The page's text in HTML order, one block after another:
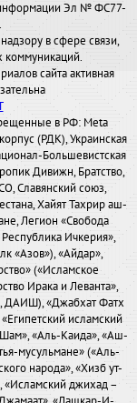
информации Эл № ФС77-
в сфере связи,
коммуникаций.
сайта активная
в РФ: Meta
(РДК), Украинская
Большевистская
Дивижн, Братство,
Славянский союз,
Хайят Тахрир аш-
Легион «Свобода
Ичкерия»,
«Азов»), «Айдар»,
(«Исламское
Ирака и Леванта»,
ДАИШ), «Джабхат Фатх
исламский
«Аль-Каида», «Аш-
мусульмане» («Аль-
народа», «Хизб ут-
«Исламский джихад –